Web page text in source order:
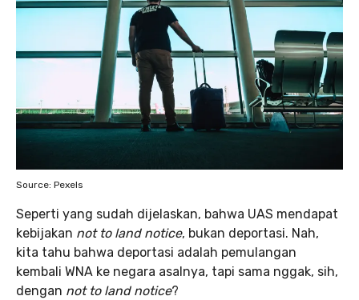
Source: Pexels
Seperti yang sudah dijelaskan, bahwa UAS mendapat
kebijakan not to land notice, bukan deportasi. Nah,
kita tahu bahwa deportasi adalah pemulangan
kembali WNA ke negara asalnya, tapi sama nggak, sih,
dengan not to land notice?